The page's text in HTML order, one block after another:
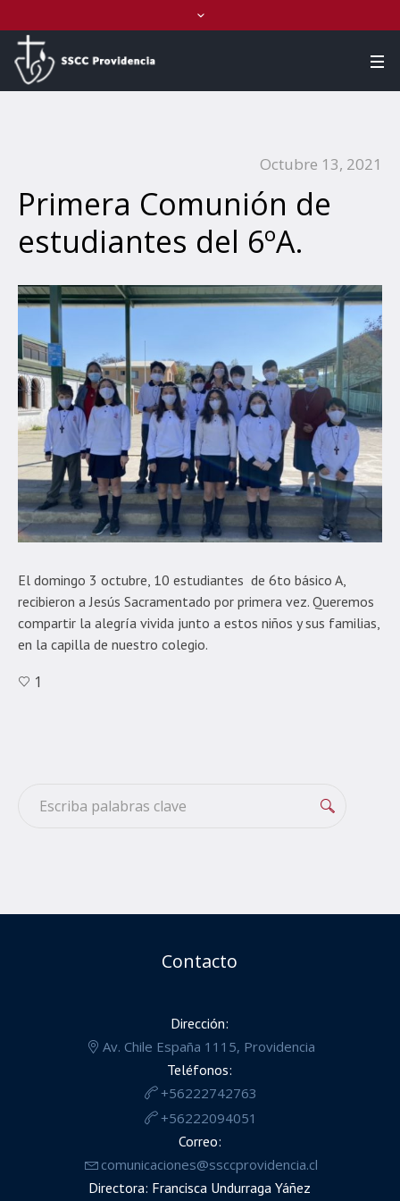
Octubre 13, 2021
Primera Comunión de
estudiantes del 6ºA.
El domingo 3 octubre, 10 estudiantes de 6to básico A,
recibieron a Jesús Sacramentado por primera vez. Queremos
compartir la alegría vivida junto a estos niños y sus familias,
en la capilla de nuestro colegio.
1
Contacto
Dirección:
Av. Chile España 1115, Providencia
Teléfonos:
+56222742763
+56222094051
Correo:
comunicaciones@ssccprovidencia.cl
Directora: Francisca Undurraga Yáñez